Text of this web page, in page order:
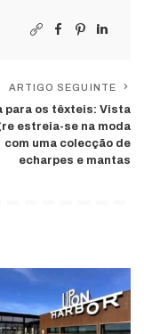
ARTIGO SEGUINTE
para os têxteis: Vista
estreia-se na moda
com uma colecção de
echarpes e mantas